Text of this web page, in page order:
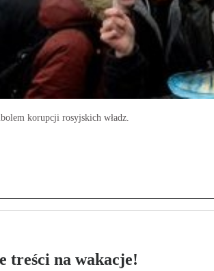
korupcji rosyjskich władz.
treści na wakacje!